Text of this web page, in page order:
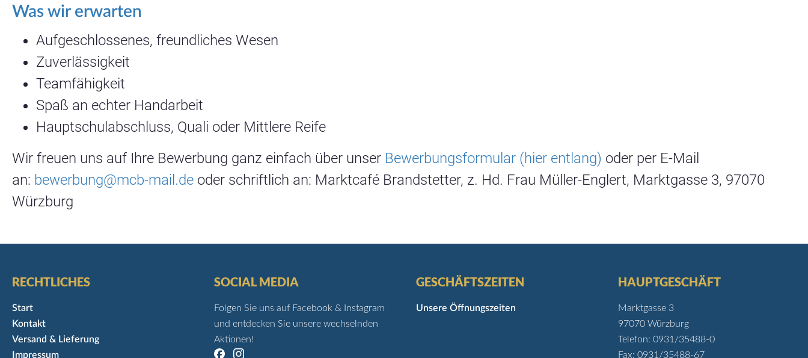
Was wir erwarten
Aufgeschlossenes, freundliches Wesen
Zuverlässigkeit
Teamfähigkeit
Spaß an echter Handarbeit
Hauptschulabschluss, Quali oder Mittlere Reife
Wir freuen uns auf Ihre Bewerbung ganz einfach über unser Bewerbungsformular (hier entlang) oder per E-Mail
an: bewerbung@mcb-mail.de oder schriftlich an: Marktcafé Brandstetter, z. Hd. Frau Müller-Englert, Marktgasse 3, 97070
Würzburg
RECHTLICHES
Start
Kontakt
Versand & Lieferung
Impressum
GESCHÄFTSZEITEN
Unsere Öffnungszeiten
HAUPTGESCHÄFT
Marktgasse 3
97070 Würzburg
Telefon: 0931/35488-0
Fax: 0931/35488-67
SOCIAL MEDIA
Folgen Sie uns auf Facebook & Instagram
und entdecken Sie unsere wechselnden
Aktionen!